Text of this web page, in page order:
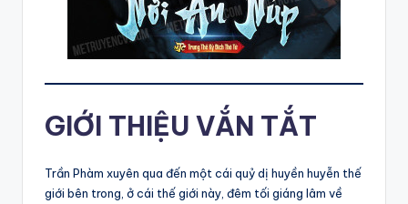
GIỚI THIỆU VẮN TẮT
Trần Phàm xuyên qua đến một cái quỷ dị huyền huyễn thế
giới bên trong, ở cái thế giới này, đêm tối giáng lâm về